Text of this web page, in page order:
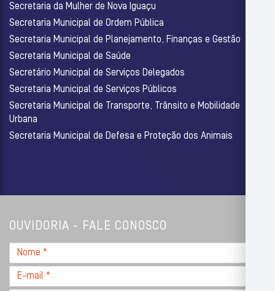
Secretaria da Mulher de Nova Iguaçu
Secretaria Municipal de Ordem Pública
Secretaria Municipal de Planejamento, Finanças e Gestão
Secretaria Municipal de Saúde
Secretário Municipal de Serviços Delegados
Secretaria Municipal de Serviços Públicos
Secretaria Municipal de Transporte, Trânsito e Mobilidade
Urbana
Secretaria Municipal de Defesa e Proteção dos Animais
OUVIDORIA - FALE CONOSCO
Nome
*
E-
mail